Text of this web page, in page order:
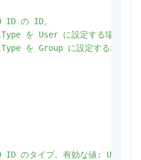
ID の ID。
を User に設定する場合は
を Group に設定する場合は
ID のタイプ。有効な値: User、